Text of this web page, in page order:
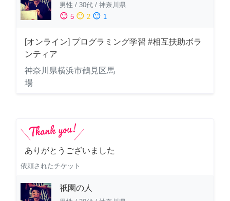
男性 / 30代 / 神奈川県
sentiment_satisfied 5 sentiment_neutral 2 sentiment_dissatisfied 1
[オンライン] プログラミング学習 #相互扶助ボラ
ンティア
神奈川県横浜市鶴見区馬
場
ありがとうございました
依頼されたチケット
祇園の人